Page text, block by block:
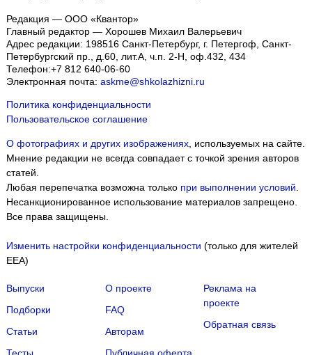
Редакция — ООО «Квантор»
Главный редактор — Хорошев Михаил Валерьевич
Адрес редакции: 198516 Санкт-Петербург, г. Петергоф Санкт-
Петербургский пр., д.60, лит.А, ч.п. 2-Н, оф.432, 434
Телефон:+7 812 640-06-60
Электронная почта: askme@shkolazhizni.ru
Политика конфиденциальности
Пользовательское соглашение
О фотографиях и других изображениях, используемых на сайте.
Мнение редакции не всегда совпадает с точкой зрения авторов
статей.
Любая перепечатка возможна только при выполнении условий
Несанкционированное использование материалов запрещено.
Все права защищены.
Изменить настройки конфиденциальности (только для жителей
EEA)
Выпуски
Подборки
Статьи
Тесты
О проекте
FAQ
Авторам
Публичная оферта
Реклама на
проекте
Обратная связь